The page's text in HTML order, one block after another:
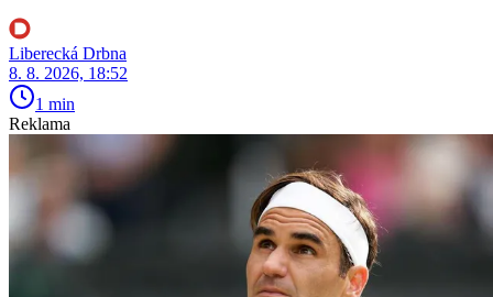
Liberecká Drbna
8. 8. 2026, 18:52
1 min
Reklama